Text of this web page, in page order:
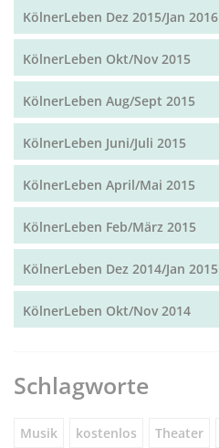
KölnerLeben Dez 2015/Jan 2016
KölnerLeben Okt/Nov 2015
KölnerLeben Aug/Sept 2015
KölnerLeben Juni/Juli 2015
KölnerLeben April/Mai 2015
KölnerLeben Feb/März 2015
KölnerLeben Dez 2014/Jan 2015
KölnerLeben Okt/Nov 2014
Schlagworte
Musik kostenlos Theater